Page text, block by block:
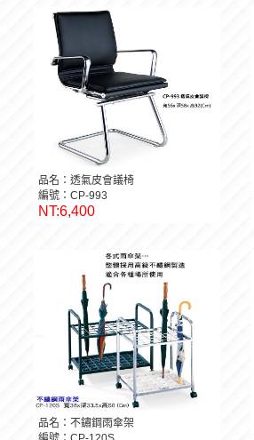
品名：透氣皮會議椅
編號：CP-993
NT:6,400
品名：不鏽鋼雨傘架